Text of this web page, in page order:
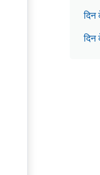
दिन
दिन